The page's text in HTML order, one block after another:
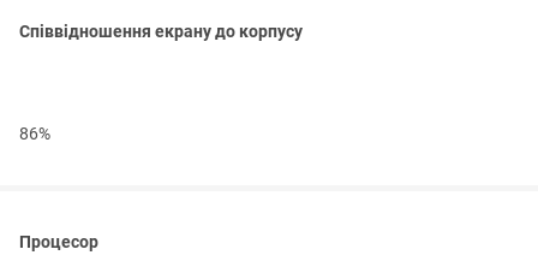
Співвідношення екрану до корпусу
86%
Процесор